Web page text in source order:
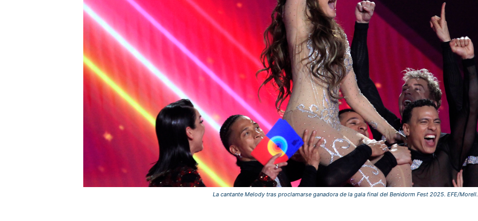
La cantante Melody tras proclamarse ganadora de la gala final del Benidorm Fest 2025. EFE/Morell.